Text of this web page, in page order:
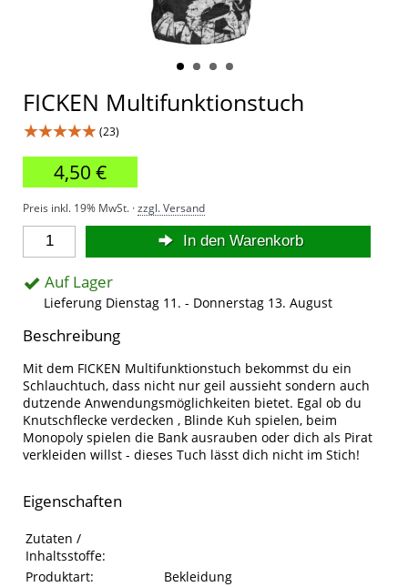
FICKEN Multifunktionstuch
★★★★★ (23)
4,50 €
Preis inkl. 19% MwSt. ·zzgl. Versand
In den Warenkorb
Auf Lager
Lieferung Dienstag 11. - Donnerstag 13. August
Beschreibung
Mit dem FICKEN Multifunktionstuch bekommst du ein
Schlauchtuch, dass nicht nur geil aussieht sondern auch
dutzende Anwendungsmöglichkeiten bietet. Egal ob du
Knutschflecke verdecken , Blinde Kuh spielen, beim
Monopoly spielen die Bank ausrauben oder dich als Pirat
verkleiden willst - dieses Tuch lässt dich nicht im Stich!
Eigenschaften
Eigenschaften des Produkts
Eigenschaft
Zutaten /
Inhaltsstoffe:
Produktart:
Bekleidung